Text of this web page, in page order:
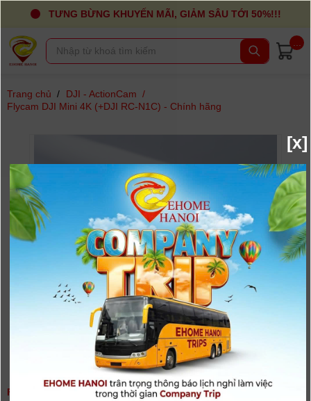
TƯNG BỪNG KHUYẾN MÃI, GIẢM SÂU TỚI 50%!!!
Trang chủ / DJI - ActionCam /
Flycam DJI Mini 4K (+DJI RC-N1C) - Chính hãng
FLYCAM DJI MINI 4K (+DJI RC-N1C) - CHÍNH HÃNG
[x]